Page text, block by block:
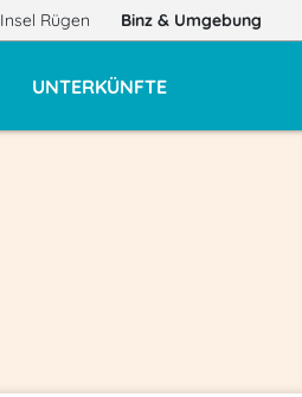
Insel Rügen Binz & Umgebung
UNTERKÜNFTE